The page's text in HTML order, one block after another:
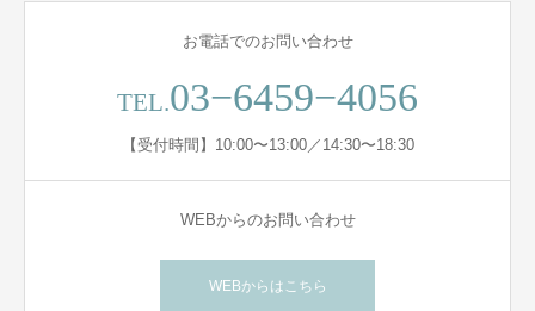
お電話でのお問い合わせ
TEL.03−6459−4056
【受付時間】10:00〜13:00／14:30〜18:30
WEBからのお問い合わせ
WEBからはこちら